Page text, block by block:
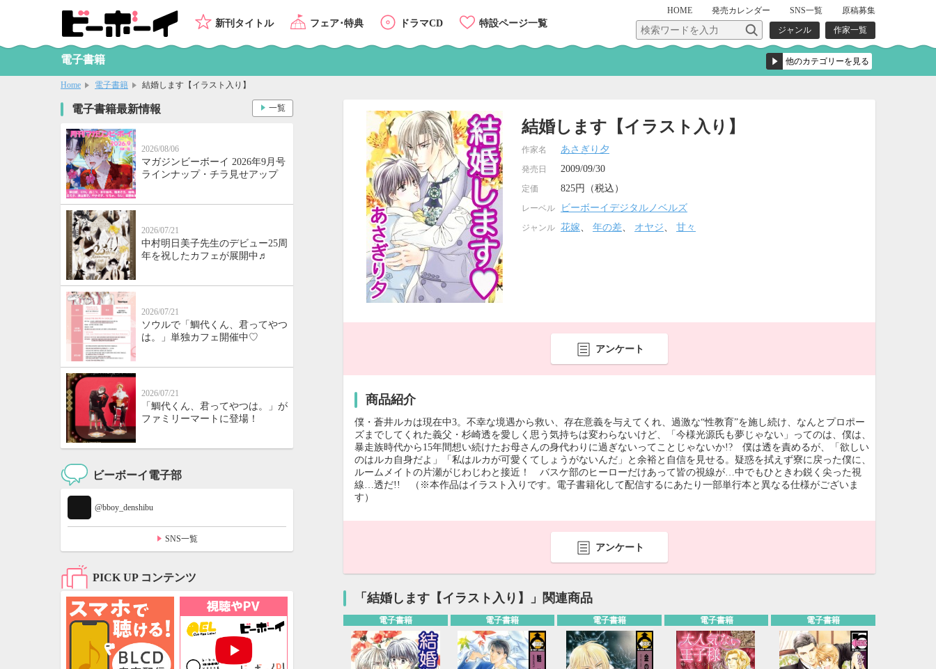
HOME 発売カレンダー SNS一覧
原稿募集
ジャンル
作家一覧
新刊タイトル フェア･特典 ドラマCD 特設ページ一覧
電子書籍
Home 電子書籍 結婚します【イラスト入り】
結婚します【イラスト入り】
作家名 あさぎり夕
発売日 2009/09/30
定価 825円（税込）
レーベル ビーボーイデジタルノベルズ
ジャンル 花嫁、 年の差、 オヤジ、 甘々
アンケート
商品紹介
僕・蒼井ルカは現在中3。不幸な境遇から救い、存在意義を与えてくれ、過激な“性教育”を施し続け、なんとプロポー
ズまでしてくれた義父・杉崎透を愛しく思う気持ちは変わらないけど、「今様光源氏も夢じゃない」ってのは、僕は、
暴走族時代から15年間想い続けたお母さんの身代わりに過ぎないってことじゃないか!? 僕は透を責めるが、「欲しい
のはルカ自身だよ」「私はルカが可愛くてしょうがないんだ」と余裕と自信を見せる。疑惑を拭えず寮に戻った僕に、
ルームメイトの片瀬がじわじわと接近！ バスケ部のヒーローだけあって皆の視線が…中でもひときわ鋭く尖った視
線…透だ!! （※本作品はイラスト入りです。電子書籍化して配信するにあたり一部単行本と異なる仕様がございま
す）
アンケート
「結婚します【イラスト入り】」関連商品
電子書籍 電子書籍 電子書籍 電子書籍 電子書籍
電子書籍最新情報
2026/08/06
マガジンビーボーイ 2026年9月号
ラインナップ・チラ見せアップ
2026/07/21
中村明日美子先生のデビュー25周
年を祝したカフェが展開中♬
2026/07/21
ソウルで「鯛代くん、君ってやつ
は。」単独カフェ開催中♡
2026/07/21
「鯛代くん、君ってやつは。」が
ファミリーマートに登場！
一覧
ビーボーイ電子部
@bboy_denshibu
SNS一覧
PICK UP コンテンツ